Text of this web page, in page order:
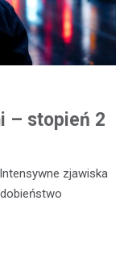
– stopień 2
zjawiska